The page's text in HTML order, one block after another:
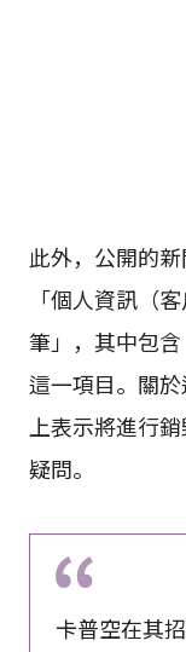
此外，公開的
「個人資訊（
筆」，其中包
這一項目。關
上表示將進行
疑問。
卡普空在其